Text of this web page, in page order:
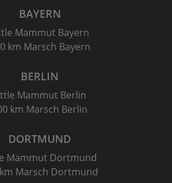
BAYERN
Mammut Bayern
km Marsch Bayern
BERLIN
Mammut Berlin
km Marsch Berlin
DORTMUND
Mammut Dortmund
Marsch Dortmund